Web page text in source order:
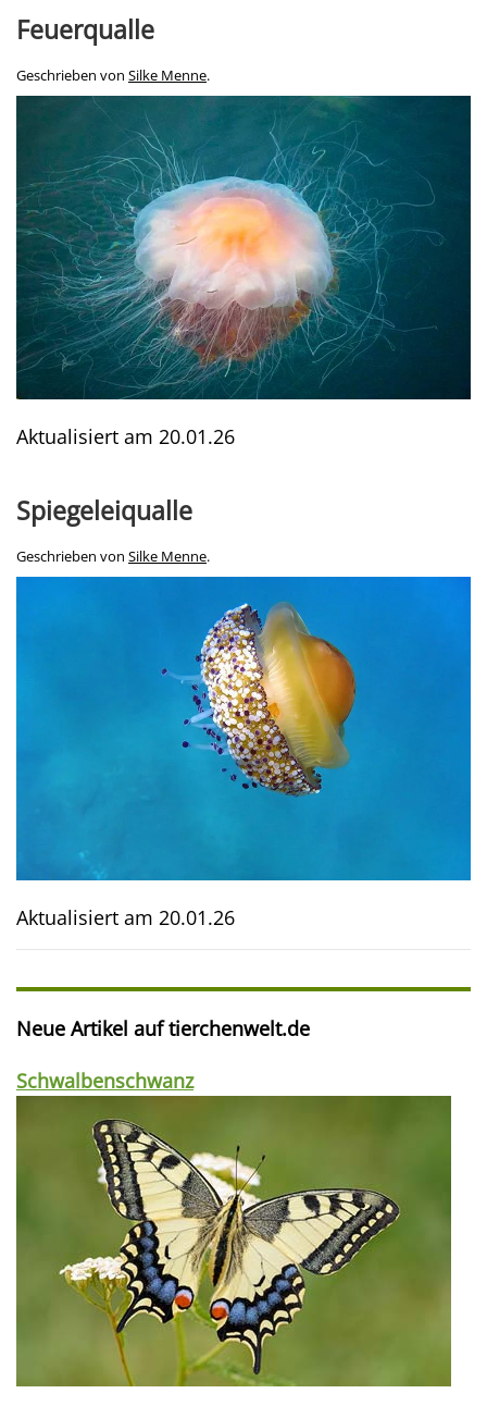
Feuerqualle
Geschrieben von Silke Menne.
Aktualisiert am 20.01.26
Spiegeleiqualle
Geschrieben von Silke Menne.
Aktualisiert am 20.01.26
Neue Artikel auf tierchenwelt.de
Schwalbenschwanz